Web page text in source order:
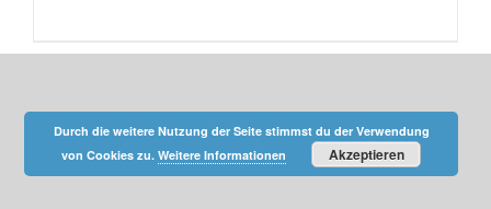
Durch die weitere Nutzung der Seite stimmst du der Verwendung
von Cookies zu.Weitere Informationen Akzeptieren